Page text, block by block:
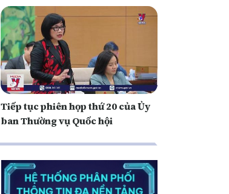
Tiếp tục phiên họp thứ 20 của Ủy
ban Thường vụ Quốc hội